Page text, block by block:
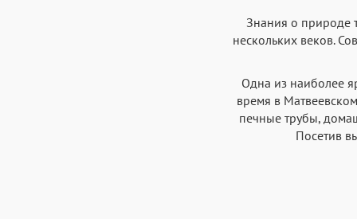
Знания о природе
нескольких веков.
Одна из наиболее
время в
печные трубы,
Посетив